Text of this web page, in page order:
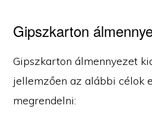
Gipszkarton
Gipszkarton álmennyezet
jellemzően az alábbi célok
megrendelni: